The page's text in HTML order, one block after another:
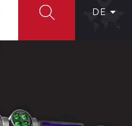
DE